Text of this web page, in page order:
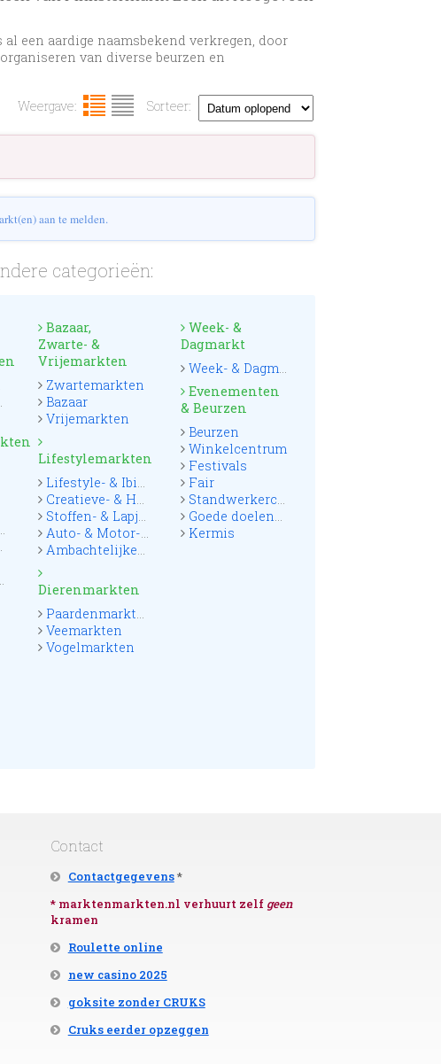
een aardige naamsbekend verkregen, door
van diverse beurzen en
Sorteer:
Weergave:
aan te melden.
categorieën:
Bazaar,
Zwarte- &
Vrijemarkten
Zwartemarkten
Bazaar
Vrijemarkten
Lifestylemarkten
Lifestyle- & Ibizamarkten
Creatieve- & Hobbymarkten
Stoffen- & Lapjesmarkten
Auto- & Motor- & Truckmarkten
Ambachtelijke- & Streekmarkten
Dierenmarkten
Paardenmarkten
Veemarkten
Vogelmarkten
Week- &
Dagmarkt
Week- & Dagmarkten
Evenementen
& Beurzen
Beurzen
Winkelcentrum
Festivals
Fair
Standwerkerconcoursen
Goede doelenmarkten
Kermis
Contact
Contactgegevens*
* marktenmarkten.nl verhuurt zelf geen
kramen
Roulette online
new casino 2025
goksite zonder CRUKS
Cruks eerder opzeggen